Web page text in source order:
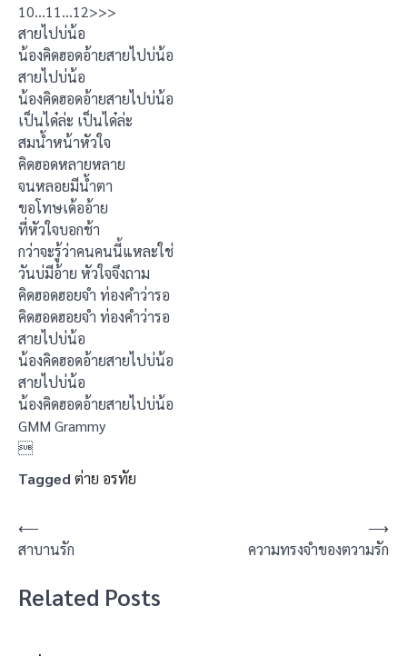
10…11…12>>>
สายไปบ่น้อ
น้องคิดฮอดอ้ายสายไปบ่น้อ
สายไปบ่น้อ
น้องคิดฮอดอ้ายสายไปบ่น้อ
เป็นได๋ล่ะ เป็นได๋ล่ะ
สมน้ำหน้าหัวใจ
คิดฮอดหลายหลาย
จนหลอยมีน้ำตา
ขอโทษเด้ออ้าย
ที่หัวใจบอกช้า
กว่าจะรู้ว่าคนคนนี้แหละใช่
วันบ่มีอ้าย หัวใจจึงถาม
คิดฮอดฮอยจำ ท่องคำว่ารอ
คิดฮอดฮอยจำ ท่องคำว่ารอ
สายไปบ่น้อ
น้องคิดฮอดอ้ายสายไปบ่น้อ
สายไปบ่น้อ
น้องคิดฮอดอ้ายสายไปบ่น้อ
GMM Grammy

Tagged ต่าย อรทัย
แนะแนว
เรื่อง
⟵
สาบานรัก
ความทรงจำของตวามรัก
⟶
Related Posts